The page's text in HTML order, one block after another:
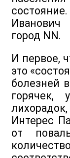
Иванович
город NN.
И первое,
это
болезней
горячек,
Интерес
от